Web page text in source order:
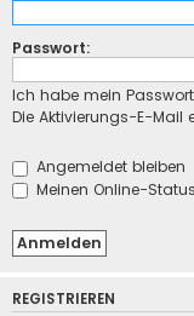
Passwort:
Ich habe mein
Die Aktivierungs-E-Mail
Angemeldet bleiben
Meinen Online-
REGISTRIEREN